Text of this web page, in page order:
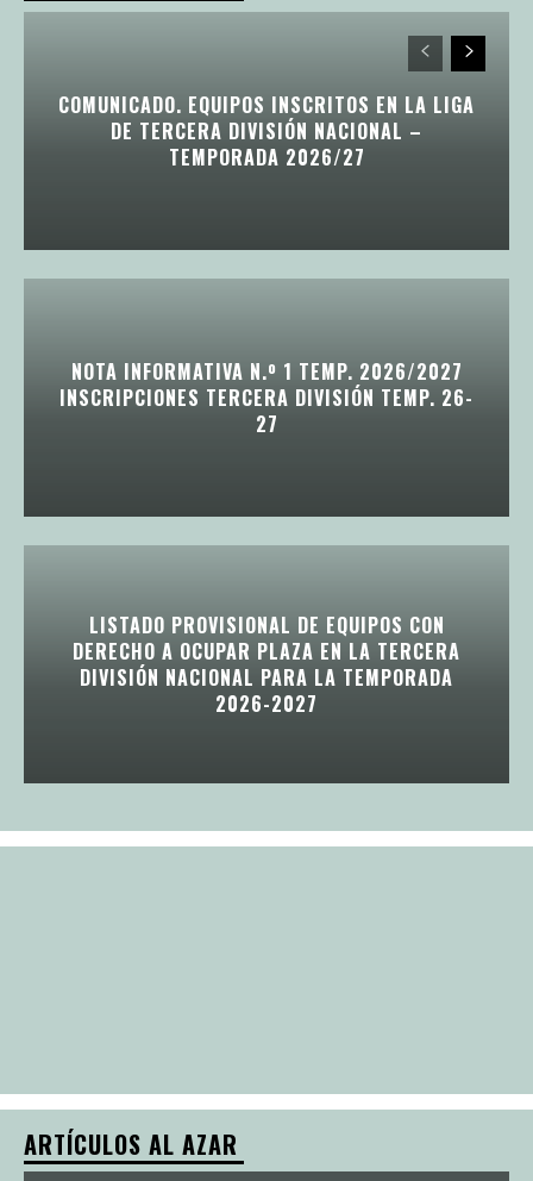
COMUNICADO. EQUIPOS INSCRITOS EN LA LIGA
DE TERCERA DIVISIÓN NACIONAL –
TEMPORADA 2026/27
NOTA INFORMATIVA N.º 1 TEMP. 2026/2027
INSCRIPCIONES TERCERA DIVISIÓN TEMP. 26-
27
LISTADO PROVISIONAL DE EQUIPOS CON
DERECHO A OCUPAR PLAZA EN LA TERCERA
DIVISIÓN NACIONAL PARA LA TEMPORADA
2026-2027
ARTÍCULOS AL AZAR